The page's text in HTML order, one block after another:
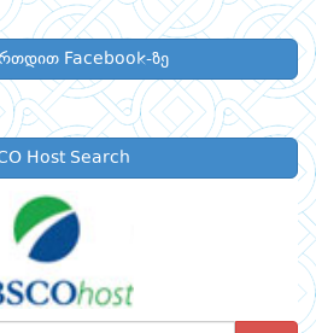
Facebook-ზე
Host Search